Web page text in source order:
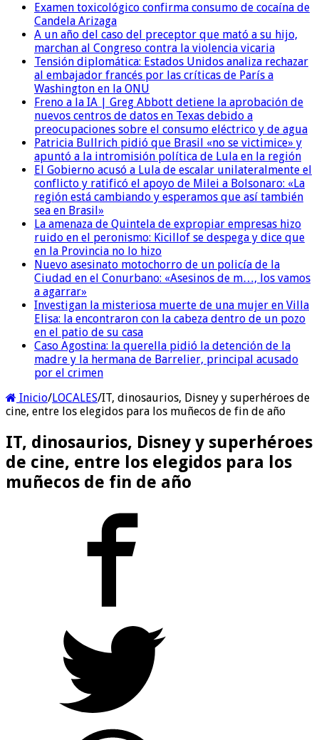
Examen toxicológico confirma consumo de cocaína de
Candela Arizaga
A un año del caso del preceptor que mató a su hijo,
marchan al Congreso contra la violencia vicaria
Tensión diplomática: Estados Unidos analiza rechazar
al embajador francés por las críticas de París a
Washington en la ONU
Freno a la IA | Greg Abbott detiene la aprobación de
nuevos centros de datos en Texas debido a
preocupaciones sobre el consumo eléctrico y de agua
Patricia Bullrich pidió que Brasil «no se victimice» y
apuntó a la intromisión política de Lula en la región
El Gobierno acusó a Lula de escalar unilateralmente el
conflicto y ratificó el apoyo de Milei a Bolsonaro: «La
región está cambiando y esperamos que así también
sea en Brasil»
La amenaza de Quintela de expropiar empresas hizo
ruido en el peronismo: Kicillof se despega y dice que
en la Provincia no lo hizo
Nuevo asesinato motochorro de un policía de la
Ciudad en el Conurbano: «Asesinos de m…, los vamos
a agarrar»
Investigan la misteriosa muerte de una mujer en Villa
Elisa: la encontraron con la cabeza dentro de un pozo
en el patio de su casa
Caso Agostina: la querella pidió la detención de la
madre y la hermana de Barrelier, principal acusado
por el crimen
Inicio/LOCALES/IT, dinosaurios, Disney y superhéroes de
cine, entre los elegidos para los muñecos de fin de año
IT, dinosaurios, Disney y superhéroes
de cine, entre los elegidos para los
muñecos de fin de año